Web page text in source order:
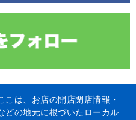
こは、お店の開店閉店情報・
どの地元に根づいたローカル